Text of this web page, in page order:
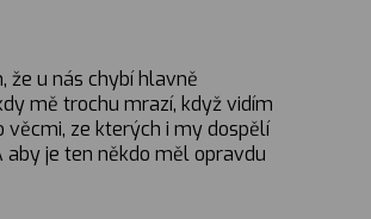
že u nás chybí hlavně
mě trochu mrazí, když vidím
věcmi, ze kterých i my dospělí
aby je ten někdo měl opravdu